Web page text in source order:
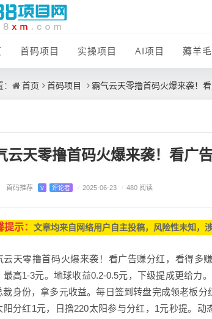
首码项目 实操项目 AI项目 薅羊
首页 首码项目 霸气云天零撸首码火爆来袭！
云天零撸首码火爆来袭！看广
首码推荐 V 评论者 / 2025-06-23 / 480 阅读
提示： 文章均来自网络用户自主投稿， 风险性未知，
云天零撸首码火爆来袭！看广告赚分红，看得多
最高1-3元。地球收益0.2-0.5元，下级提成更给力
裁身份，拿多元收益。每日签到转盘完成领老板
阳分红1元，日撸220太阳参与分红，1元秒提。